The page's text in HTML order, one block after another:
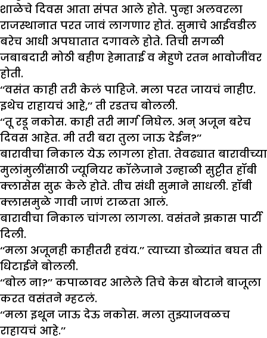
शाळेचे दिवस आता संपत आले होते. पुन्हा अलवरला
राजस्थानात परत जावं लागणार होतं. सुमाचे आईवडील
बरेच आधी अपघातात दगावले होते. तिची सगळी
जबाबदारी मोठी बहीण हेमाताई व मेहुणे रतन भावोजींवर
होती.
‘‘वसंत काही तरी केलं पाहिजे. मला परत जायचं नाहीए.
इथेच राहायचं आहे,’’ ती रडतच बोलली.
‘‘तू रडू नकोस. काही तरी मार्ग निघेल. अन् अजून बरेच
दिवस आहेत. मी तरी बरा तुला जाऊ देईन?’’
बारावीचा निकाल येऊ लागला होता. तेवढ्यात बारावीच्या
मुलांमुलींसाठी ज्यूनियर कॉलेजाने उन्हाळी सुट्टीत हॉबी
क्लासेस सुरू केले होते. तीच संधी सुमाने साधली. हॉबी
क्लासमुळे गावी जाणं टाळता आलं.
बारावीचा निकाल चांगला लागला. वसंतने झकास पार्टी
दिली.
‘‘मला अजूनही काहीतरी हवंय.’’ त्याच्या डोळ्यांत बघत ती
धिटाईने बोलली.
‘‘बोल ना?’’ कपाळावर आलेले तिचे केस बोटाने बाजूला
करत वसंतने म्हटलं.
‘‘मला इथून जाऊ देऊ नकोस. मला तुझ्याजवळच
राहायचं आहे.’’